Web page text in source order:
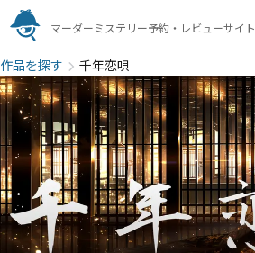
マーダーミステリー予約・レビューサイト
作品を探す 千年恋唄